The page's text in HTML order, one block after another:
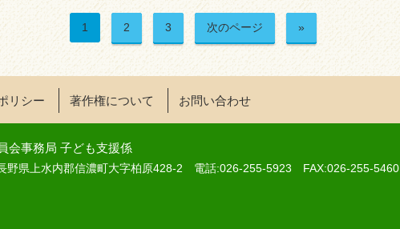
1 2 3 次のページ »
リシー 著作権について お問い合わせ
会事務局 子ども支援係
県上水内郡信濃町大字柏原428-2 電話:026-255-5923 FAX:026-255-5460